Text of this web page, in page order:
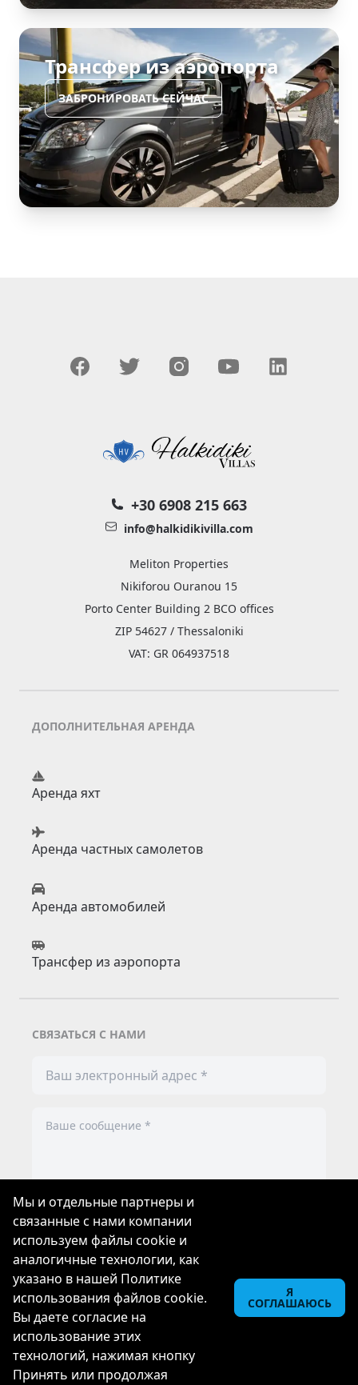
Трансфер из аэропорта
ЗАБРОНИРОВАТЬ СЕЙЧАС
+30 6908 215 663
info@halkidikivilla.com
Meliton Properties
Nikiforou Ouranou 15
Porto Center Building 2 BCO offices
ZIP 54627 / Thessaloniki
VAT: GR 064937518
ДОПОЛНИТЕЛЬНАЯ АРЕНДА
Аренда яхт
Аренда частных самолетов
Аренда автомобилей
Трансфер из аэропорта
СВЯЗАТЬСЯ С НАМИ
Пожалуйста, согласитесь с условиями и
политикой конфиденциальности
ОТПРАВИТЬ
2026© Meliton Group Ltd
Мы и отдельные партнеры и
связанные с нами компании
используем файлы cookie и
аналогичные технологии, как
указано в нашей Политике
использования файлов cookie.
Вы даете согласие на
использование этих
технологий, нажимая кнопку
Принять или продолжая
Я
СОГЛАШАЮСЬ